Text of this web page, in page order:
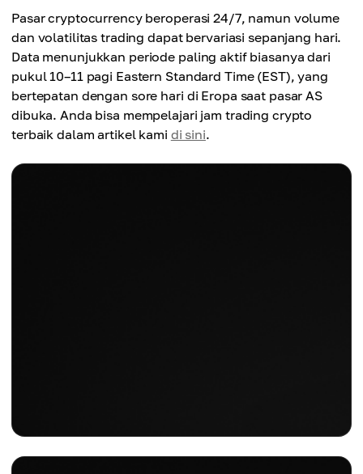
Pasar cryptocurrency beroperasi 24/7, namun volume
dan volatilitas trading dapat bervariasi sepanjang hari.
Data menunjukkan periode paling aktif biasanya dari
pukul 10–11 pagi Eastern Standard Time (EST), yang
bertepatan dengan sore hari di Eropa saat pasar AS
dibuka. Anda bisa mempelajari jam trading crypto
terbaik dalam artikel kami di sini.